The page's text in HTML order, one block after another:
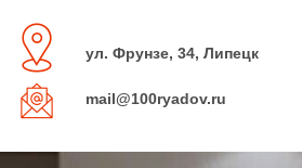
ул. Фрунзе, 34, Липецк
mail@100ryadov.ru